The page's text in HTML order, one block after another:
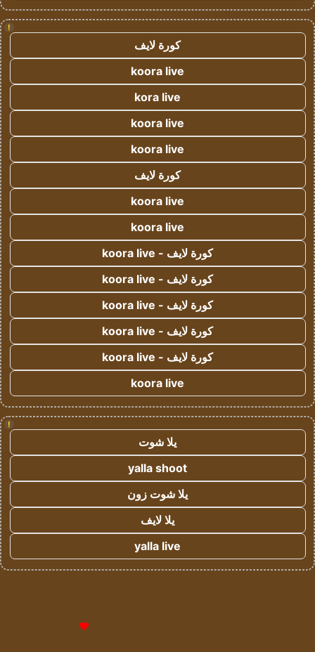
!
كورة لايف
koora live
kora live
koora live
koora live
كورة لايف
koora live
koora live
كورة لايف - koora live
كورة لايف - koora live
كورة لايف - koora live
كورة لايف - koora live
كورة لايف - koora live
koora live
!
يلا شوت
yalla shoot
يلا شوت زون
يلا لايف
yalla live